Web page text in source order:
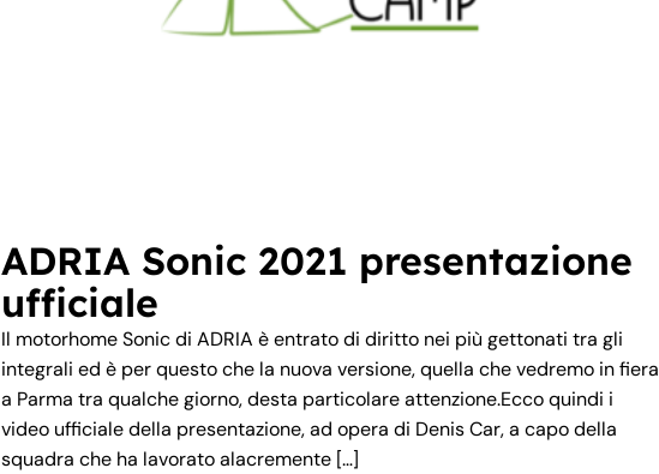
ADRIA Sonic 2021 presentazione
ufficiale
Il motorhome Sonic di ADRIA è entrato di diritto nei più gettonati tra gli
integrali ed è per questo che la nuova versione, quella che vedremo in fiera
a Parma tra qualche giorno, desta particolare attenzione.Ecco quindi i
video ufficiale della presentazione, ad opera di Denis Car, a capo della
squadra che ha lavorato alacremente […]